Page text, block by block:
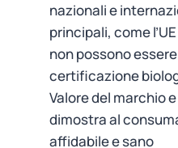
nazionali e
principali, come
non possono
certificazione
Valore del marchio
dimostra al
affidabile e sano